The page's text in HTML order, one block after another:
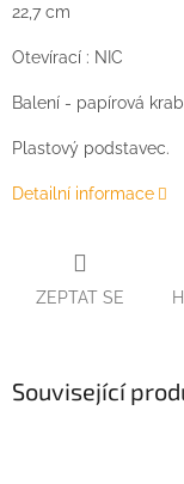
22,7 cm
Otevírací : NIC
Balení - papírová
Plastový podstavec.
Detailní informace
ZEPTAT SE
Související